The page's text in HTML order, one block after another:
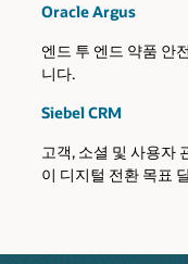
Oracle Argus
엔드 투 엔드 약품 안
니다.
Siebel CRM
고객, 소셜 및 사용자
이 디지털 전환 목표